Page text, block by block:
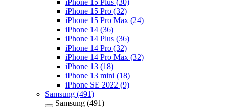
iPhone 15 Plus (30)
iPhone 15 Pro (32)
iPhone 15 Pro Max (24)
iPhone 14 (36)
iPhone 14 Plus (36)
iPhone 14 Pro (32)
iPhone 14 Pro Max (32)
iPhone 13 (18)
iPhone 13 mini (18)
iPhone SE 2022 (9)
Samsung (491)
Samsung (491)